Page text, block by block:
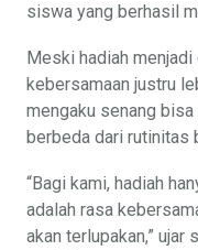
siswa yang berhasil
Meski hadiah menjadi
kebersamaan justru
mengaku senang
berbeda dari rutinitas
“Bagi kami, hadiah
adalah rasa
akan terlupakan,”